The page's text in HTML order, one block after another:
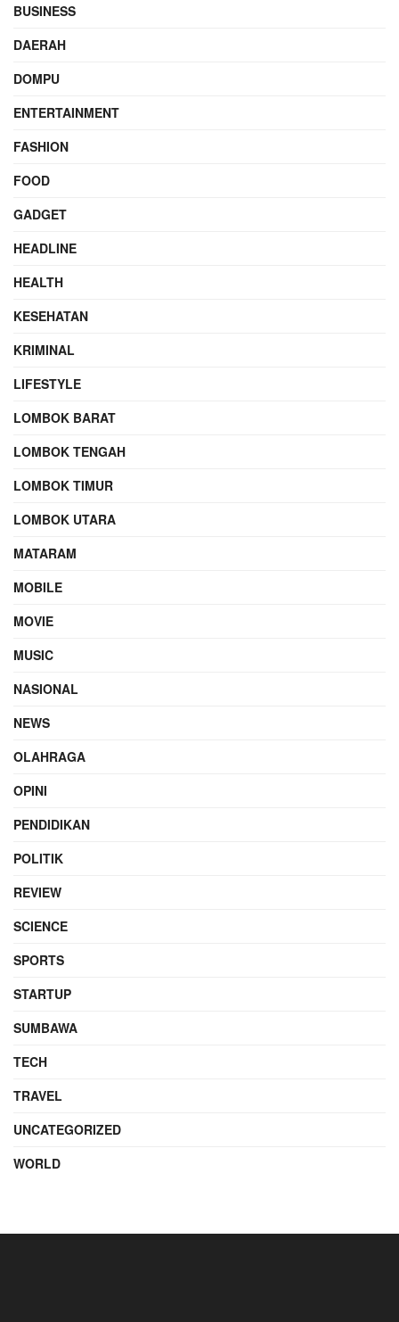
BUSINESS
DAERAH
DOMPU
ENTERTAINMENT
FASHION
FOOD
GADGET
HEADLINE
HEALTH
KESEHATAN
KRIMINAL
LIFESTYLE
LOMBOK BARAT
LOMBOK TENGAH
LOMBOK TIMUR
LOMBOK UTARA
MATARAM
MOBILE
MOVIE
MUSIC
NASIONAL
NEWS
OLAHRAGA
OPINI
PENDIDIKAN
POLITIK
REVIEW
SCIENCE
SPORTS
STARTUP
SUMBAWA
TECH
TRAVEL
UNCATEGORIZED
WORLD